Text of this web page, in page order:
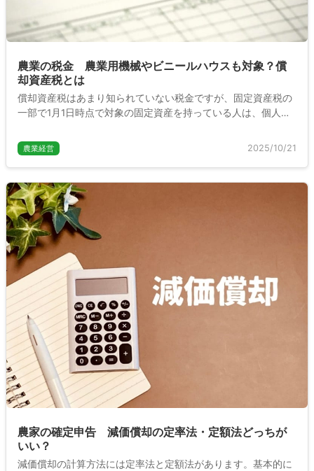
農業の税金 農業用機械やビニールハウスも対象？償
却資産税とは
償却資産税はあまり知られていない税金ですが、固定資産税の
一部で1月1日時点で対象の固定資産を持っている人は、個人事
産税について対象の資産や申告方法について説明します。
農業経営 2025/10/21
農家の確定申告 減価償却の定率法・定額法どっちが
いい？
減価償却の計算方法には定率法と定額法があります。基本的に